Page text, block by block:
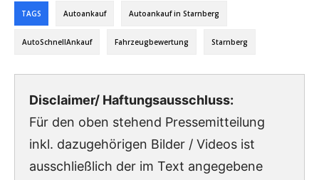
TAGS Autoankauf Autoankauf in Starnberg
AutoSchnellAnkauf Fahrzeugbewertung Starnberg
Disclaimer/ Haftungsausschluss:
Für den oben stehend Pressemitteilung
inkl. dazugehörigen Bilder / Videos ist
ausschließlich der im Text angegebene